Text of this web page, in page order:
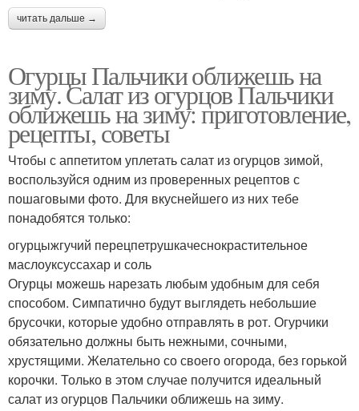
читать дальше →
Огурцы Пальчики оближешь на
зиму. Салат из огурцов Пальчики
оближешь на зиму: приготовление,
рецепты, советы
Чтобы с аппетитом уплетать салат из огурцов зимой,
воспользуйся одним из проверенных рецептов с
пошаговыми фото. Для вкуснейшего из них тебе
понадобятся только:
огурцыжгучий перецпетрушкачеснокрастительное
маслоуксуссахар и соль
Огурцы можешь нарезать любым удобным для себя
способом. Симпатично будут выглядеть небольшие
брусочки, которые удобно отправлять в рот. Огурчики
обязательно должны быть нежными, сочными,
хрустящими. Желательно со своего огорода, без горькой
корочки. Только в этом случае получится идеальный
салат из огурцов Пальчики оближешь на зиму.